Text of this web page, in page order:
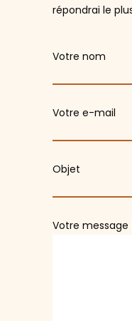
répondrai le
Votre nom
Votre e-mail
Objet
Votre